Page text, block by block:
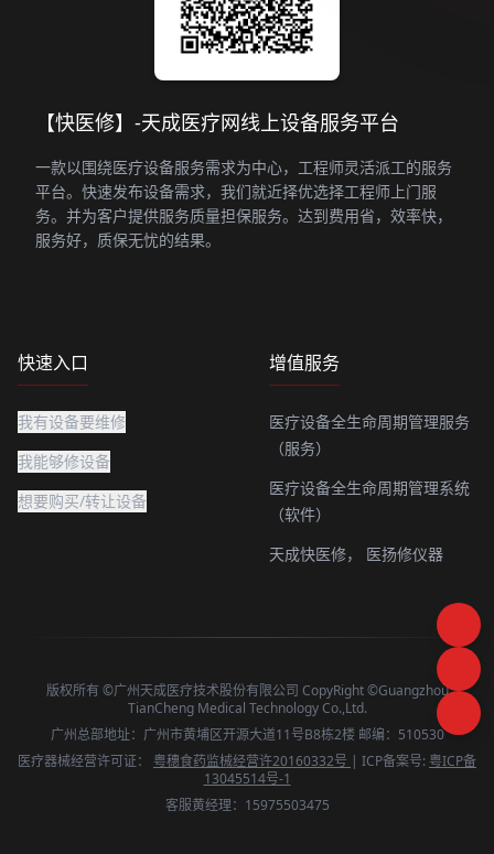
【快医修】-天成医疗网线上设备服务平台
一款以围绕医疗设备服务需求为中心，工程师灵活派工的服务
平台。快速发布设备需求，我们就近择优选择工程师上门服
务。并为客户提供服务质量担保服务。达到费用省，效率快，
服务好，质保无忧的结果。
快速入口
我有设备要维修
我能够修设备
想要购买/转让设备
增值服务
医疗设备全生命周期管理服务
（服务）
医疗设备全生命周期管理系统
（软件）
天成快医修，
医扬修仪器
版权所有 ©广州天成医疗技术股份有限公司 CopyRight ©Guangzhou
TianCheng Medical Technology Co.,Ltd.
广州总部地址：广州市黄埔区开源大道11号B8栋2楼 邮编：510530
医疗器械经营许可证： 粤穗食药监械经营许20160332号 | ICP备案号: 粤ICP备
13045514号-1
客服黄经理：15975503475